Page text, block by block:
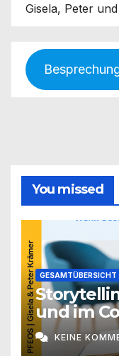
Gisela, Peter
You missed
GESAMTÜBERSICHT
und im
KEINE